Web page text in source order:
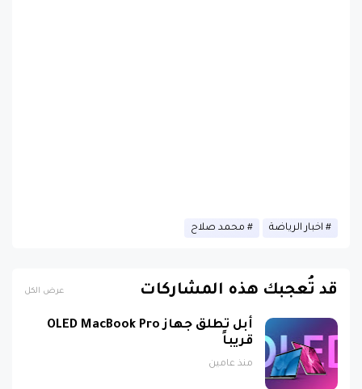
اخبار الرياضة محمد صلاح
قد تُعجبك هذه المشاركات عرض الكل
أبل تطلق جهاز OLED MacBook Pro
قريباً
منذ عامين